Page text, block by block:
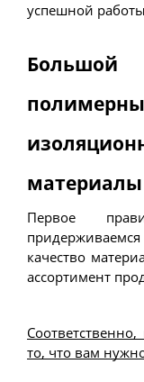
успешной
материалы
Первое
качество
ассортимент
то, что вам